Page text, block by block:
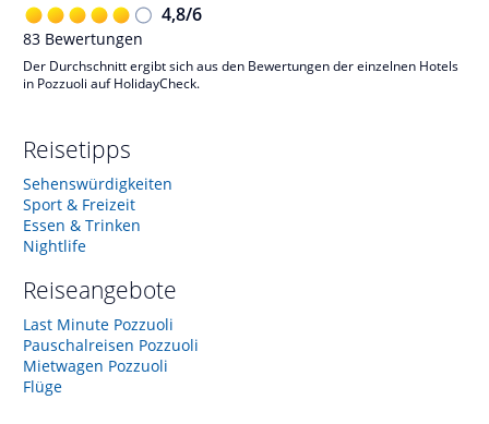
4,8/6
83 Bewertungen
Der Durchschnitt ergibt sich aus den Bewertungen der einzelnen Hotels
in Pozzuoli auf HolidayCheck.
Reisetipps
Sehenswürdigkeiten
Sport & Freizeit
Essen & Trinken
Nightlife
Reiseangebote
Last Minute Pozzuoli
Pauschalreisen Pozzuoli
Mietwagen Pozzuoli
Flüge